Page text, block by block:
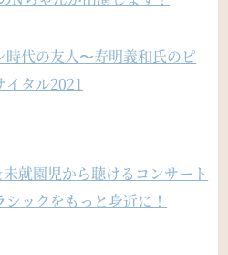
時代の友人〜寿明義和氏のピ
イタル2021
就園児から聴けるコンサート
ックをもっと身近に！